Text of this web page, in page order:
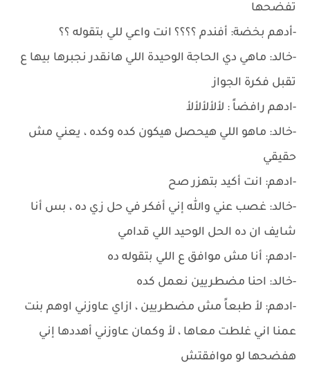
تفضحها
-أدهم بخضة: أفندم ؟؟؟؟ انت واعي للي بتقوله ؟؟
-خالد: ماهي دي الحاجة الوحيدة اللي هانقدر نجبرها بيها ع
تقبل فكرة الجواز
-ادهم رافضاً : لألألألألأ
-خالد: ماهو اللي هيحصل هيكون كده وكده ، يعني مش
حقيقي
-ادهم: انت أكيد بتهزر صح
-خالد: غصب عني والله إني أفكر في حل زي ده ، بس أنا
شايف ان ده الحل الوحيد اللي قدامي
-ادهم: أنا مش موافق ع اللي بتقوله ده
-خالد: احنا مضطريين نعمل كده
-ادهم: لأ طبعاً مش مضطريين ، ازاي عاوزني اوهم بنت
عمنا اني غلطت معاها ، لأ وكمان عاوزني أهددها إني
هفضحها لو موافقتش